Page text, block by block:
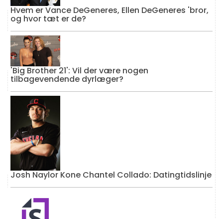
Hvem er Vance DeGeneres, Ellen DeGeneres 'bror,
og hvor tæt er de?
'Big Brother 21': Vil der være nogen
tilbagevendende dyrlæger?
Josh Naylor Kone Chantel Collado: Datingtidslinje